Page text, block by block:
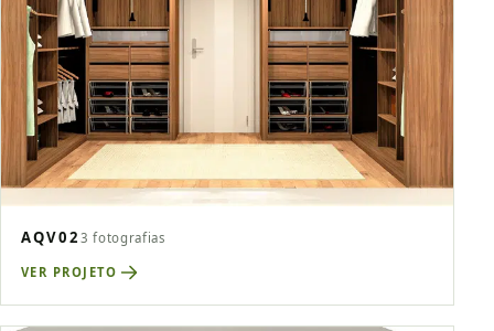
AQV02 3 fotografias
VER PROJETO